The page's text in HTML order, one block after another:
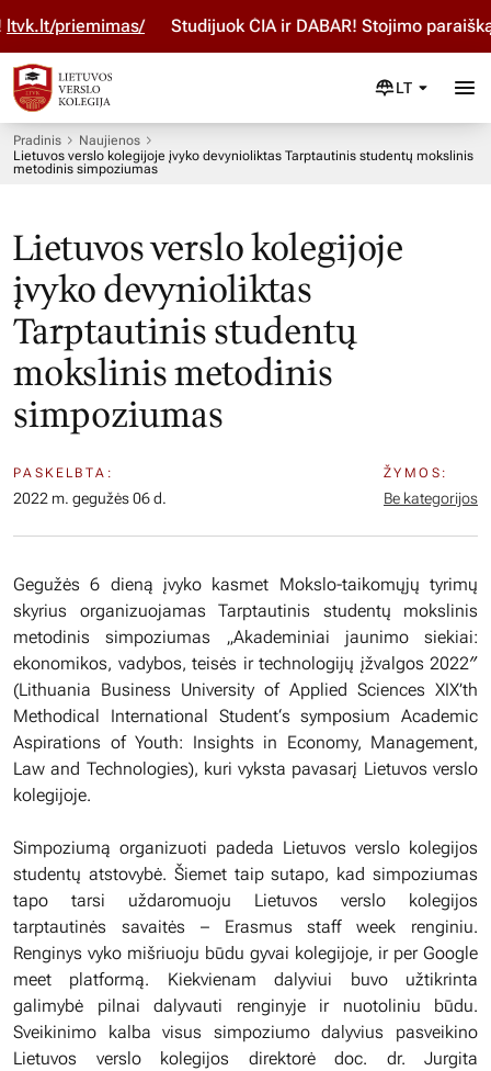
Studijuok ČIA ir DABAR! Stojimo paraišką pildyk
LT
Pradinis
Naujienos
Lietuvos verslo kolegijoje įvyko devynioliktas Tarptautinis studentų mokslinis
metodinis simpoziumas
Lietuvos verslo kolegijoje
įvyko devynioliktas
Tarptautinis studentų
mokslinis metodinis
simpoziumas
PASKELBTA:
2022 m. gegužės 06 d.
ŽYMOS:
Be kategorijos
Gegužės 6 dieną įvyko kasmet Mokslo-taikomųjų tyrimų
skyrius organizuojamas Tarptautinis studentų mokslinis
metodinis simpoziumas „Akademiniai jaunimo siekiai:
ekonomikos, vadybos, teisės ir technologijų įžvalgos 2022″
(Lithuania Business University of Applied Sciences XIX’th
Methodical International Student‘s symposium Academic
Aspirations of Youth: Insights in Economy, Management,
Law and Technologies), kuri vyksta pavasarį Lietuvos verslo
kolegijoje.
Simpoziumą organizuoti padeda Lietuvos verslo kolegijos
studentų atstovybė. Šiemet taip sutapo, kad simpoziumas
tapo tarsi uždaromuoju Lietuvos verslo kolegijos
tarptautinės savaitės – Erasmus staff week renginiu.
Renginys vyko mišriuoju būdu gyvai kolegijoje, ir per Google
meet platformą. Kiekvienam dalyviui buvo užtikrinta
galimybė pilnai dalyvauti renginyje ir nuotoliniu būdu.
Sveikinimo kalba visus simpoziumo dalyvius pasveikino
Lietuvos verslo kolegijos direktorė doc. dr. Jurgita